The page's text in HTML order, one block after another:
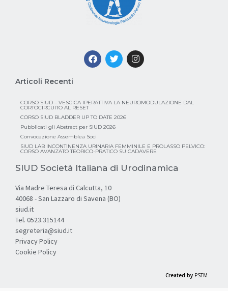
Articoli Recenti
CORSO SIUD – VESCICA IPERATTIVA LA NEUROMODULAZIONE DAL
CORTOCIRCUITO AL RESET
CORSO SIUD BLADDER UP TO DATE 2026
Pubblicati gli Abstract per SIUD 2026
Convocazione Assemblea Soci
SIUD LAB INCONTINENZA URINARIA FEMMINILE E PROLASSO PELVICO:
CORSO AVANZATO TEORICO-PRATICO SU CADAVERE
SIUD Società Italiana di Urodinamica
Via Madre Teresa di Calcutta, 10
40068 - San Lazzaro di Savena (BO)
siud.it
Tel. 0523.315144
segreteria@siud.it
Privacy Policy
Cookie Policy
Created by PSTM